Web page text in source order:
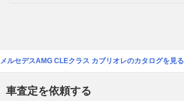
メルセデスAMG CLEクラス カブリオレのカタログを見る
車査定を依頼する